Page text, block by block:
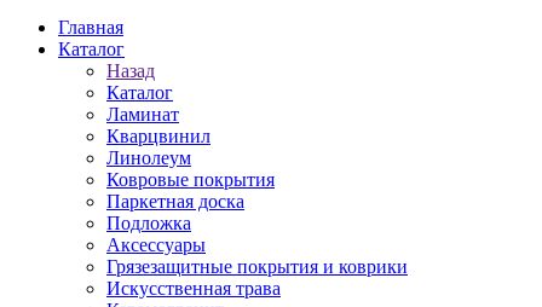
Главная
Каталог
Назад
Каталог
Ламинат
Кварцвинил
Линолеум
Ковровые покрытия
Паркетная доска
Подложка
Аксессуары
Грязезащитные покрытия и коврики
Искусственная трава